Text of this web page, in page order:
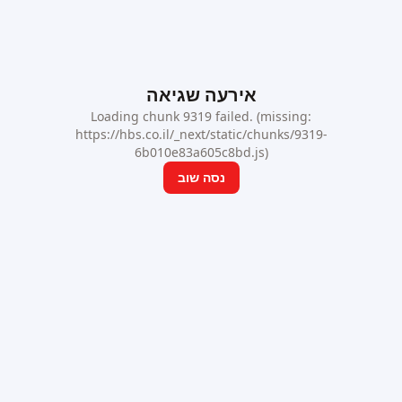
אירעה שגיאה
Loading chunk 9319 failed. (missing:
https://hbs.co.il/_next/static/chunks/9319-
6b010e83a605c8bd.js)